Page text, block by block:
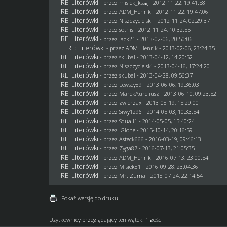
RE: Literówki - przez misiek_kssg - 2012-11-22, 19:41:58
RE: Literówki - przezADM_Henrik - 2012-11-22, 19:47:06
RE: Literówki - przez Niszczycielski - 2012-11-24, 02:29:37
RE: Literówki - przezsothis - 2012-11-24, 10:32:55
RE: Literówki - przez Jack21 - 2013-02-06, 20:50:06
RE: Literówki - przezADM_Henrik - 2013-02-06, 23:24:35
RE: Literówki - przezskubal - 2013-04-12, 14:20:52
RE: Literówki - przez Niszczycielski - 2013-04-16, 17:24:20
RE: Literówki - przezskubal - 2013-04-28, 09:56:37
RE: Literówki - przez Lewsey89 - 2013-06-06, 19:36:03
RE: Literówki - przez MarekAureliusz - 2013-06-10, 09:23:52
RE: Literówki - przez zwierzax - 2013-08-19, 15:29:00
RE: Literówki - przezSiwy1296 - 2014-05-03, 10:33:54
RE: Literówki - przezSquall1 - 2014-05-05, 15:40:24
RE: Literówki - przez IGIone - 2015-10-14, 20:16:59
RE: Literówki - przezAsteck666 - 2016-03-19, 09:46:13
RE: Literówki - przez Zyga87 - 2016-07-13, 21:05:35
RE: Literówki - przezADM_Henrik - 2016-07-13, 23:00:54
RE: Literówki - przez Misiek81 - 2016-09-28, 23:04:36
RE: Literówki - przez Mr. Zuma - 2018-07-24, 22:14:54
Pokaż wersję do druku
Użytkownicy przeglądający ten wątek: 1 gości